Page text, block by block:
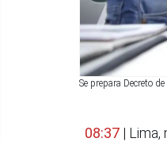
Se prepara Decreto
08:37 | Lima,